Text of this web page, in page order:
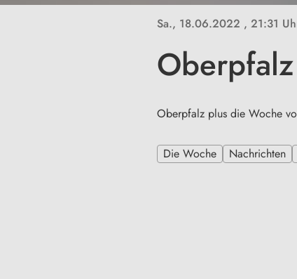
Sa., 18.06.2022 , 21:31
Oberpfalz plus die Woche
Die Woche Nachrichten